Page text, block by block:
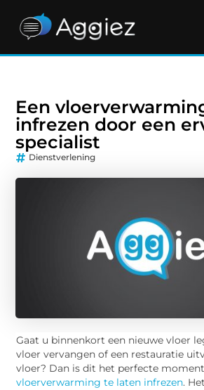
Een
infrezen door een
specialist
Dienstverlening
Gaat u binnenkort een nieuwe vloer
vloer vervangen of een restauratie
vloer? Dan is dit het perfecte
vloerverwarming te laten infrezen.